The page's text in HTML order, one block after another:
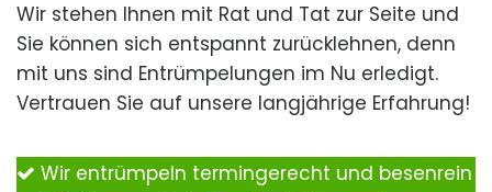
Wir stehen Ihnen mit Rat und Tat zur Seite und
Sie können sich entspannt zurücklehnen, denn
mit uns sind Entrümpelungen im Nu erledigt.
Vertrauen Sie auf unsere langjährige Erfahrung!
Wir entrümpeln termingerecht und besenrein